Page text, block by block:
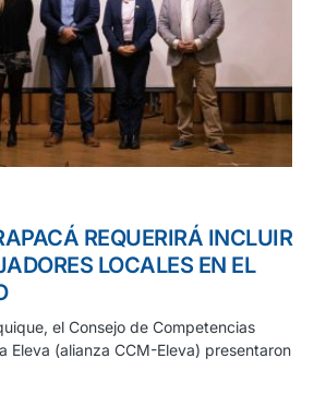
REQUERIRÁ INCLUIR
LOCALES EN EL
el Consejo de Competencias
Eleva (alianza CCM-Eleva) presentaron